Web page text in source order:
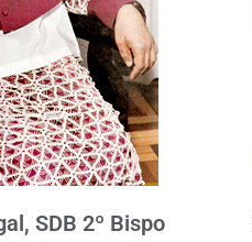
SDB 2º Bispo